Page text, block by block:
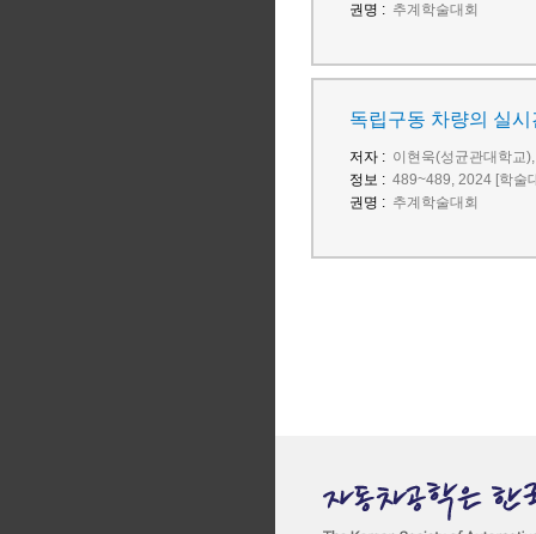
권명 : 추계학술대회
독립구동 차량의 실
저자 : 이현욱(성균관대학교
정보 : 489~489, 2024 [학술
권명 : 추계학술대회